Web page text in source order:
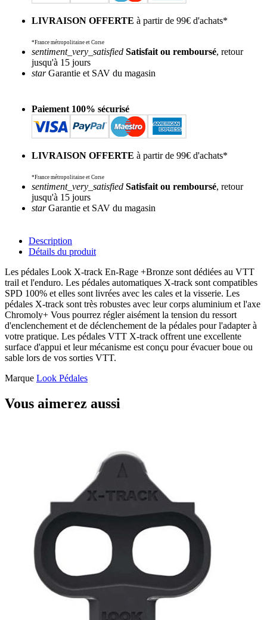
LIVRAISON OFFERTE à partir de 99€ d'achats*
*France métropolitaine et Corse
sentiment_very_satisfied Satisfait ou remboursé, retour
jusqu'à 15 jours
starGarantie et SAV du magasin
Paiement 100% sécurisé
LIVRAISON OFFERTE à partir de 99€ d'achats*
*France métropolitaine et Corse
sentiment_very_satisfied Satisfait ou remboursé, retour
jusqu'à 15 jours
starGarantie et SAV du magasin
Description
Détails du produit
Les pédales Look X-track En-Rage +Bronze sont dédiées au VTT
trail et l'enduro. Les pédales automatiques X-track sont compatibles
SPD 100% et elles sont livrées avec les cales et la visserie. Les
pédales X-track sont très robustes avec leur corps aluminium et l'axe
Chromoly+ Vous pourrez régler aisément la tension du ressort
d'enclenchement et de déclenchement de la pédales pour l'adapter à
votre pratique. Les pédales VTT X-track offrent une excellente
surface d'appui et leur mécanisme est conçu pour évacuer boue ou
sable lors de vos sorties VTT.
Marque Look Pédales
Vous aimerez aussi